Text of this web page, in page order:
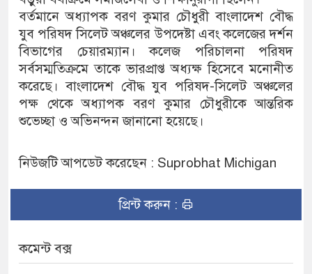
বর্তমানে অধ্যাপক বরণ কুমার চৌধুরী বাংলাদেশ বৌদ্ধ
যুব পরিষদ সিলেট অঞ্চলের উপদেষ্টা এবং কলেজের দর্শন
বিভাগের চেয়ারম্যান। কলেজ পরিচালনা পরিষদ
সর্বসম্মতিক্রমে তাকে ভারপ্রাপ্ত অধ্যক্ষ হিসেবে মনোনীত
করেছে। বাংলাদেশ বৌদ্ধ যুব পরিষদ-সিলেট অঞ্চলের
পক্ষ থেকে অধ্যাপক বরণ কুমার চৌধুরীকে আন্তরিক
শুভেচ্ছা ও অভিনন্দন জানানো হয়েছে।
নিউজটি আপডেট করেছেন : Suprobhat Michigan
প্রিন্ট করুন :
কমেন্ট বক্স